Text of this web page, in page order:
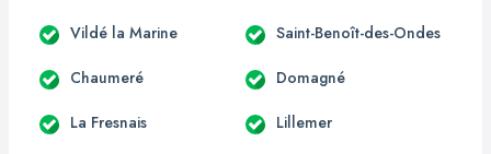
Vildé la Marine Saint-Benoît-des-Ondes
Chaumeré Domagné
La Fresnais Lillemer